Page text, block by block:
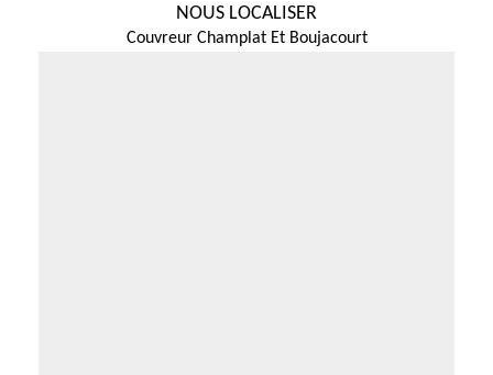
NOUS LOCALISER
Couvreur Champlat Et Boujacourt